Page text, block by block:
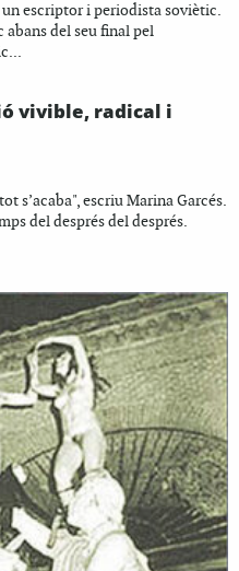
un escriptor i periodista soviètic.
abans del seu final pel
vivible, radical i
s’acaba", escriu Marina Garcés.
del després del després.